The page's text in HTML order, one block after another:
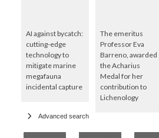
AI against bycatch:
cutting-edge
technology to
mitigate marine
megafauna
incidental capture
The emeritus
Professor Eva
Barreno, awarded
the Acharius
Medal for her
contribution to
Lichenology
Advanced search